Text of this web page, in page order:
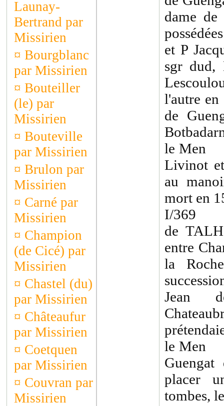
Launay-
Bertrand par
Missirien
¤ Bourgblanc
par Missirien
¤ Bouteiller
(le) par
Missirien
¤ Bouteville
par Missirien
¤ Brulon par
Missirien
¤ Carné par
Missirien
¤ Champion
(de Cicé) par
Missirien
¤ Chastel (du)
par Missirien
¤ Châteaufur
par Missirien
¤ Coetquen
par Missirien
¤ Couvran par
Missirien
dame
et P
sgr dud,
l'autre
de
le Men
Livinot
au
mort en
I/369
de
entre
la
Jean
le Men
placer
tombes,